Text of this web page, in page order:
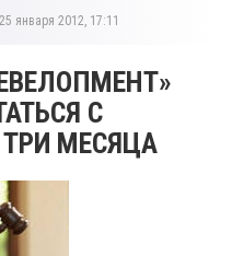
25 января 2012, 17:11
С
МЕСЯЦА